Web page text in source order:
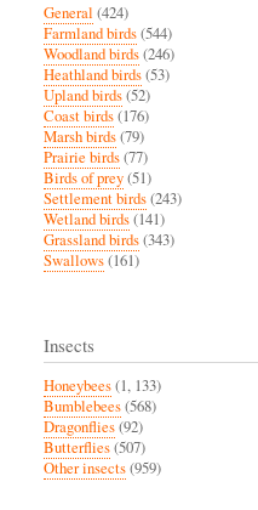
General (424)
Farmland birds(544)
Woodland birds(246)
Heathland birds(53)
Upland birds(52)
Coast birds(176)
Marsh birds(79)
Prairie birds(77)
Birds of prey(51)
Settlement birds(243)
Wetland birds(141)
Grassland birds(343)
Swallows(161)
Insects
Honeybees(1, 133)
Bumblebees(568)
Dragonflies(92)
Butterflies(507)
Other insects(959)